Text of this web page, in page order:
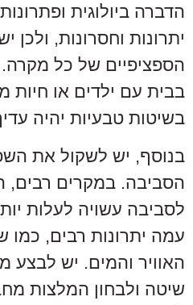
הדברה ביולוגית
יתרונות וחסרונות, ולכן
הספציפיים של כל
בבית עם ילדים או חיות
בשיטות טבעיות יהיה
בנוסף, יש לשקול את
הסביבה. במקרים רבים,
לסביבה עשויה לעלות
עמה יתרונות רבים, כמו
האוויר והמים. יש
שיטה ולבחון המלצות